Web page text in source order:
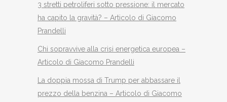
3 stretti petroliferi sotto pressione: il mercato
ha capito la gravità? – Articolo di Giacomo
Prandelli
Chi sopravvive alla crisi energetica europea –
Articolo di Giacomo Prandelli
La doppia mossa di Trump per abbassare il
prezzo della benzina – Articolo di Giacomo